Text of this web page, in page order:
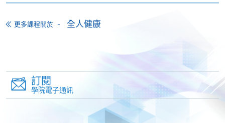
申請人可親臨學院任何一所報名中心，以現金或「易
如以劃線支票或銀行本票繳付，抬頭請註明「香港大
學專業進修學院」。支票背面請寫上課程名稱及申請
更多課程關於 全人健康
訂閱
學院電子通訊